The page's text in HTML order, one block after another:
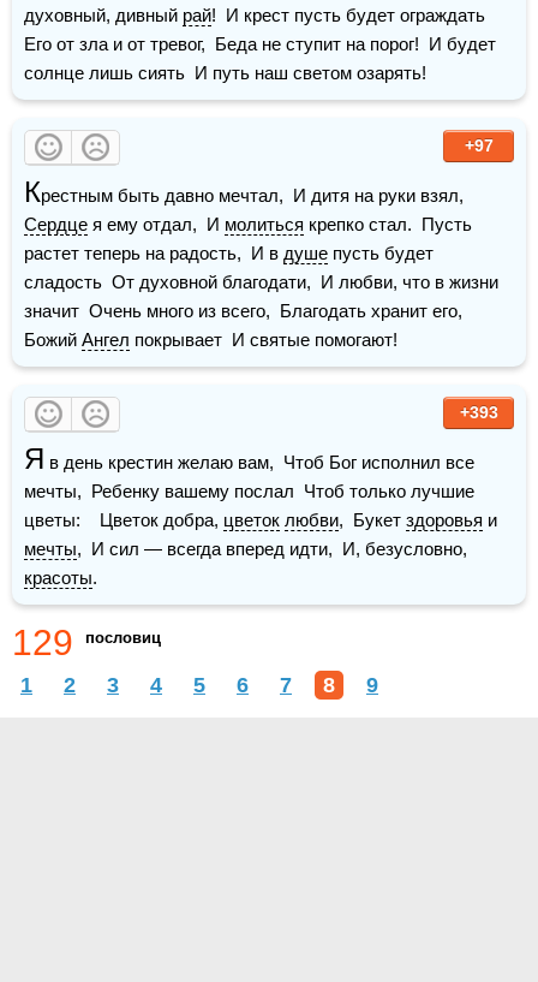
духовный, дивный рай!  И крест пусть будет ограждать
Его от зла и от тревог,  Беда не ступит на порог!  И будет
солнце лишь сиять  И путь наш светом озарять!
+97
К
Сердце я ему отдал,  И молиться крепко стал.  Пусть
растет теперь на радость,  И в душе пусть будет
сладость  От духовной благодати,  И любви, что в жизни
значит  Очень много из всего,  Благодать хранит его,
Божий Ангел покрывает  И святые помогают!
+393
Я в день крестин желаю вам,  Чтоб Бог исполнил все
мечты,  Ребенку вашему послал  Чтоб только лучшие
цветы:    Цветок добра, цветок любви,  Букет здоровья
мечты
красоты.
129 пословиц
1 2 3 4 5 6 7 8 9